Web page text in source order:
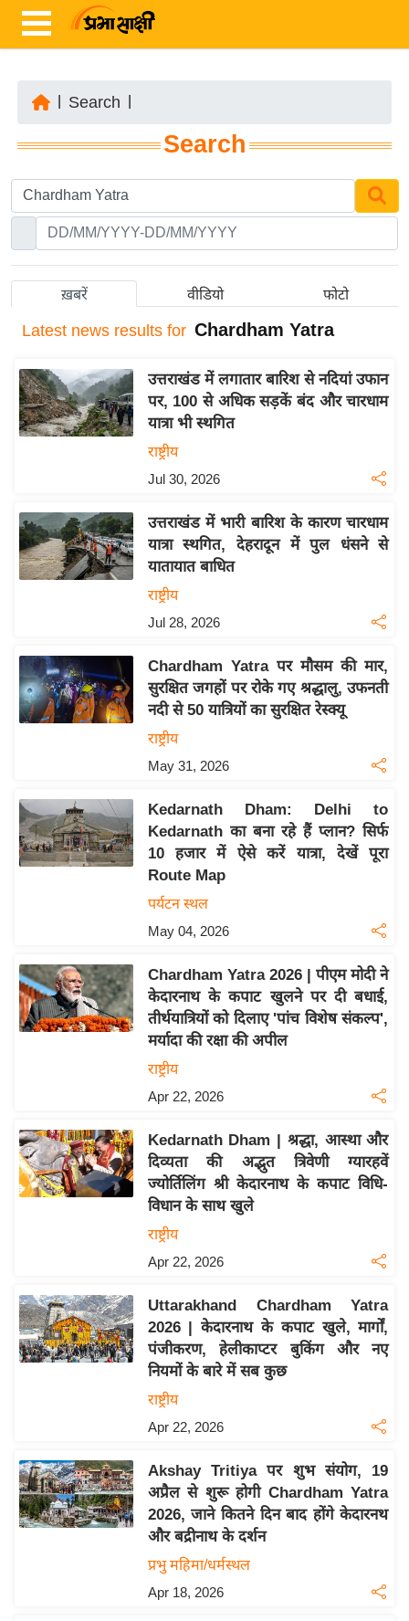
ज़ा
ख
र
ष्ट्री
अं
र्रा
ष्ट्री
य
स
उ
द्यो
ग
त
वि
शे
रा
य
ब
क्रि
के
ट
2
0
2
6
ई
-
पे
ल
बे
Search
Search
ख़बरें वीडियो फोटो
Latest news results for Chardham Yatra
उत्तराखंड में लगातार बारिश से नदियां उफान
पर, 100 से अधिक सड़कें बंद और चारधाम
यात्रा भी स्थगित
राष्ट्रीय
Jul 30, 2026
उत्तराखंड में भारी बारिश के कारण चारधाम
यात्रा स्थगित, देहरादून में पुल धंसने से
यातायात बाधित
राष्ट्रीय
Jul 28, 2026
Chardham Yatra पर मौसम की मार,
सुरक्षित जगहों पर रोके गए श्रद्धालु, उफनती
नदी से 50 यात्रियों का सुरक्षित रेस्क्यू
राष्ट्रीय
May 31, 2026
Kedarnath Dham: Delhi to
Kedarnath का बना रहे हैं प्लान? सिर्फ
10 हजार में ऐसे करें यात्रा, देखें पूरा
Route Map
पर्यटन स्थल
May 04, 2026
Chardham Yatra 2026 | पीएम मोदी ने
केदारनाथ के कपाट खुलने पर दी बधाई,
तीर्थयात्रियों को दिलाए 'पांच विशेष संकल्प',
मर्यादा की रक्षा की अपील
राष्ट्रीय
Apr 22, 2026
Kedarnath Dham | श्रद्धा, आस्था और
दिव्यता की अद्भुत त्रिवेणी ग्यारहवें
ज्योर्तिलिंग श्री केदारनाथ के कपाट विधि-
विधान के साथ खुले
राष्ट्रीय
Apr 22, 2026
Uttarakhand Chardham Yatra
2026 | केदारनाथ के कपाट खुले, मार्गों,
पंजीकरण, हेलीकाप्टर बुकिंग और नए
नियमों के बारे में सब कुछ
राष्ट्रीय
Apr 22, 2026
Akshay Tritiya पर शुभ संयोग, 19
अप्रैल से शुरू होगी Chardham Yatra
2026, जाने कितने दिन बाद होंगे केदारनथ
और बद्रीनाथ के दर्शन
प्रभु महिमा/धर्मस्थल
Apr 18, 2026